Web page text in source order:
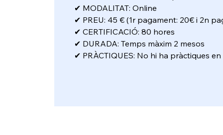
✔ MODALITAT: Online
✔ PREU: 45 € (1r pagament: 20€ i 2n
✔ CERTIFICACIÓ: 80 hores
✔ DURADA: Temps màxim 2 mesos
✔ PRÀCTIQUES: No hi ha pràctiques